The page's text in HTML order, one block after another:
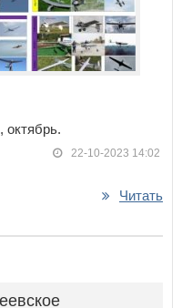
октябрь.
22-10-2023 14:02
Читать